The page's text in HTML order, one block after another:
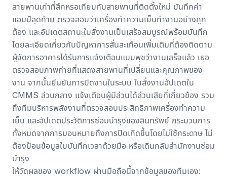
สายพานเก่าที่สึกหรอเทียบกับสายพานที่ติดตั้งใหม่ บันทึกค่า
แอมป์สุดท้าย ตรวจสอบว่าเครื่องทำความเย็นทำงานอย่างถูก
ต้อง และอัปเดตสถานะใบสั่งงานเป็นเสร็จสมบูรณ์พร้อมบันทึก
โดยละเอียดเกี่ยวกับปัญหาการสั่นสะเทือนเพิ่มเติมที่ต้องติดตาม
ผู้จัดการอาคารได้รับการแจ้งเตือนแบบพุชว่างานเสร็จแล้ว เธอ
ตรวจสอบภาพถ่ายที่แสดงสายพานที่เปลี่ยนและคุณภาพของ
งาน จากนั้นยืนยันการปิดงานในระบบ ใบสั่งงานอัปเดตใน
CMMS ส่วนกลาง แจ้งเตือนผู้มีส่วนได้ส่วนเสียที่เกี่ยวข้อง รวม
ถึงทีมบริหารพลังงานที่ตรวจสอบประสิทธิภาพเครื่องทำความ
เย็น และอัปเดตประวัติการซ่อมบำรุงของสินทรัพย์ กระบวนการ
ทั้งหมดจากการมอบหมายถึงการปิดเกิดขึ้นโดยไม่ใช้กระดาษ ไม่
ต้องป้อนข้อมูลใบบันทึกเวลาด้วยมือ หรือเดินกลับสำนักงานซ่อม
บำรุง
ให้วัดผลของ workflow ผ่านมือถือนี้จากข้อมูลของทีมเอง: